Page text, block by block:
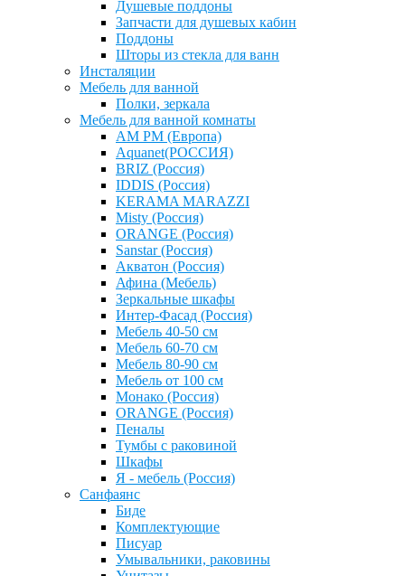
Душевые поддоны
Запчасти для душевых кабин
Поддоны
Шторы из стекла для ванн
Инсталяции
Мебель для ванной
Полки, зеркала
Мебель для ванной комнаты
AM PM (Европа)
Aquanet(РОССИЯ)
BRIZ (Россия)
IDDIS (Россия)
KERAMA MARAZZI
Misty (Россия)
ОRANGE (Россия)
Sanstar (Россия)
Акватон (Россия)
Афина (Мебель)
Зеркальные шкафы
Интер-Фасад (Россия)
Мебель 40-50 см
Мебель 60-70 см
Мебель 80-90 см
Мебель от 100 см
Монако (Россия)
ОRANGE (Россия)
Пеналы
Тумбы с раковиной
Шкафы
Я - мебель (Россия)
Санфаянс
Биде
Комплектующие
Писуар
Умывальники, раковины